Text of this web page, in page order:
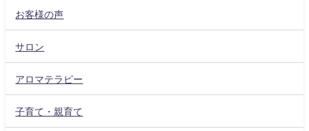
お客様の声
サロン
アロマテラピー
子育て・親育て